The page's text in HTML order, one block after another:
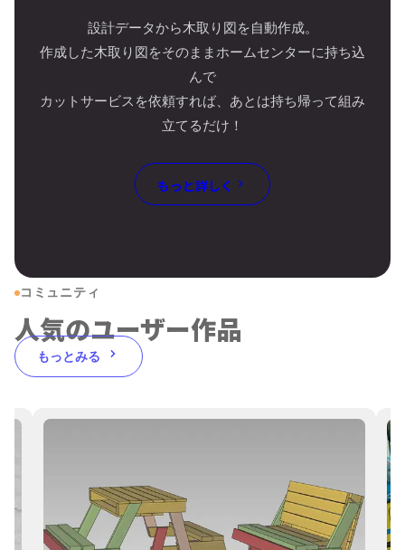
設計データから木取り図を自動作成。
作成した木取り図をそのままホームセンターに持ち込
んで
カットサービスを依頼すれば、あとは持ち帰って組み
立てるだけ！
もっと詳しく
コミュニティ
人気のユーザー作品
もっとみる